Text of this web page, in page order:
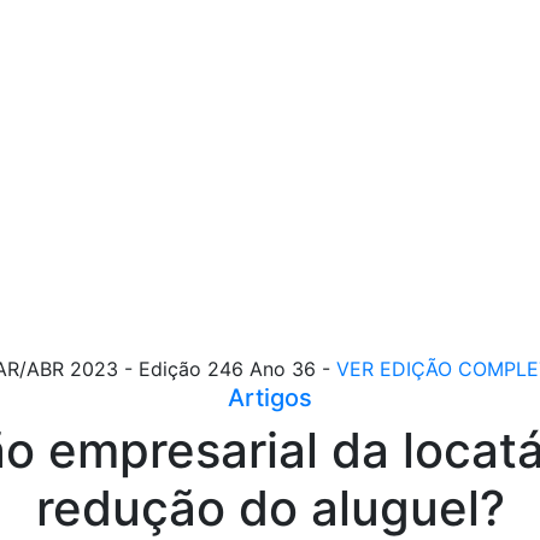
ABR 2023 - Edição 246 Ano 36 - VER EDIÇÃO
Artigos
empresarial da
redução do aluguel?